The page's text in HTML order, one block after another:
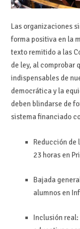
Las organizaciones
forma positiva en la
texto remitido a las
de ley, al comprobar
indispensables de
democrática y la
deben blindarse de
sistema financiado
Reducción de
23 horas en
Bajada
alumnos en
Inclusión